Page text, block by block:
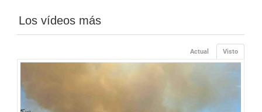
Los vídeos más
Visto
Actual